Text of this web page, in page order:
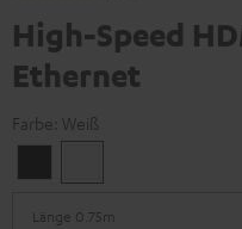
High-Speed
Ethernet
Farbe: Weiß